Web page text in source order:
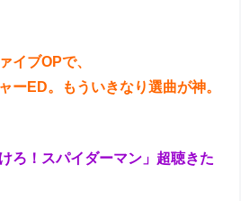
イブOPで、
ーED。もういきなり選曲が神。
ろ！スパイダーマン」超聴きた